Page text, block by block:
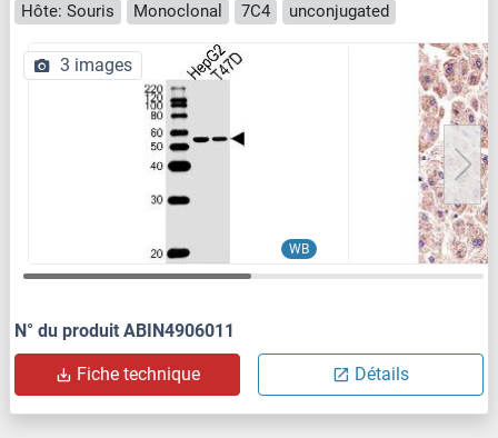
Hôte: Souris
Monoclonal 7C4 unconjugated
WB
3 images
N° du produit ABIN4906011
Fiche technique Détails